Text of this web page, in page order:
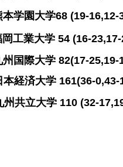
園大学68 (19-
業大学 54 (16-
際大学 82(17-
済大学 161(36-
立大学 110 (32-